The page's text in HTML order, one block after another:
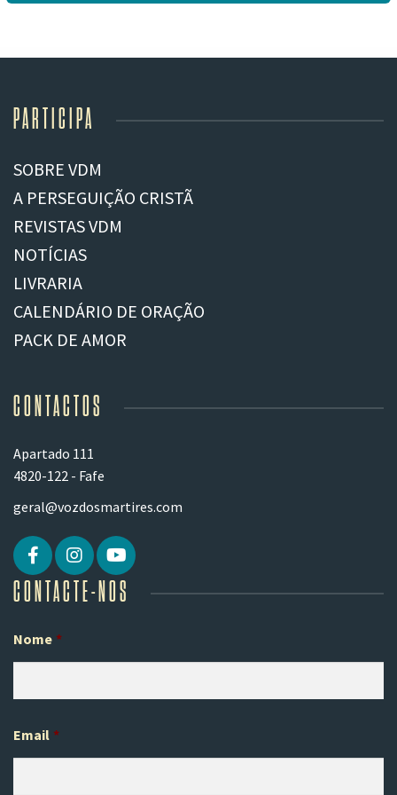
PARTICIPA
SOBRE VDM
A PERSEGUIÇÃO CRISTÃ
REVISTAS VDM
NOTÍCIAS
LIVRARIA
CALENDÁRIO DE ORAÇÃO
PACK DE AMOR
CONTACTOS
Apartado 111
4820-122 - Fafe
geral@vozdosmartires.com
CONTACTE-NOS
Nome *
Email *